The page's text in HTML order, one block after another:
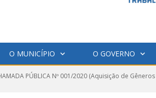
O MUNICÍPIO O GOVERNO
PÚBLICA Nº 001/2020 (Aquisição de